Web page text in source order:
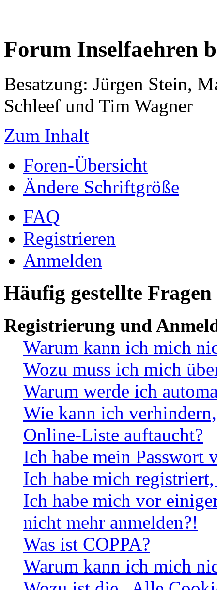
Forum Inselfaehren
Besatzung: Jürgen Stein,
Schleef und Tim Wagner
Zum Inhalt
Foren-Übersicht
Ändere Schriftgröße
FAQ
Registrieren
Anmelden
Häufig gestellte Fragen
Registrierung und
Warum kann ich mich
Wozu muss ich mich
Warum werde ich
Wie kann ich
Online-Liste auftaucht?
Ich habe mein Passwort
Ich habe mich
Ich habe mich vor
nicht mehr anmelden?!
Was ist COPPA?
Warum kann ich mich